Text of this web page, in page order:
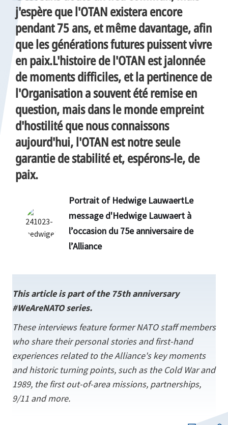
j'espère que l'OTAN existera encore
pendant 75 ans, et même davantage, afin
que les générations futures puissent vivre
en paix.L'histoire de l'OTAN est jalonnée
de moments difficiles, et la pertinence de
l'Organisation a souvent été remise en
question, mais dans le monde empreint
d'hostilité que nous connaissons
aujourd'hui, l'OTAN est notre seule
garantie de stabilité et, espérons-le, de
paix.
Portrait of Hedwige LauwaertLe
message d'Hedwige Lauwaert à
l’occasion du 75e anniversaire de
l’Alliance
This article is part of the 75th anniversary
#WeAreNATO series.
These interviews feature former NATO staff members
who share their personal stories and first-hand
experiences related to the Alliance's key moments
and historic turning points, such as the Cold War and
1989, the first out-of-area missions, partnerships,
9/11 and more.